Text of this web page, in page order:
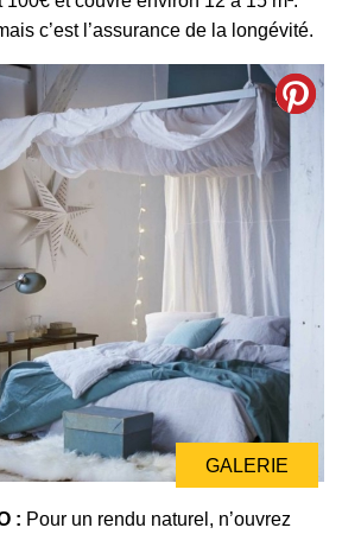
c’est l’assurance de la longévité.
GALERIE
: Pour un rendu naturel, n’ouvrez